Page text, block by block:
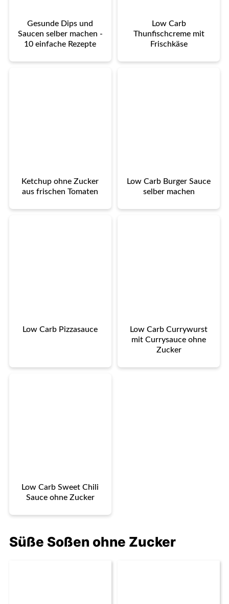
Gesunde Dips und
Saucen selber machen -
10 einfache Rezepte
Low Carb
Thunfischcreme mit
Frischkäse
Ketchup ohne Zucker
aus frischen Tomaten
Low Carb Burger Sauce
selber machen
Low Carb Pizzasauce
Low Carb Currywurst
mit Currysauce ohne
Zucker
Low Carb Sweet Chili
Sauce ohne Zucker
Süße Soßen ohne Zucker